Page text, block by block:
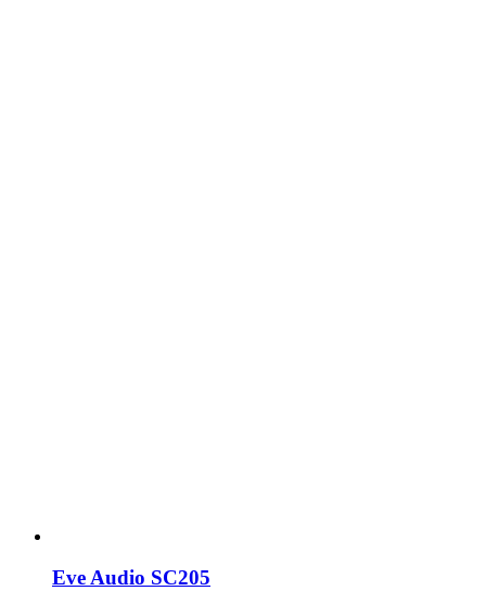
Eve Audio SC205